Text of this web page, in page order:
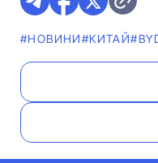
#НОВИНИ#КИТАЙ